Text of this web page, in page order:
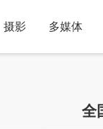
摄影 多媒体
全